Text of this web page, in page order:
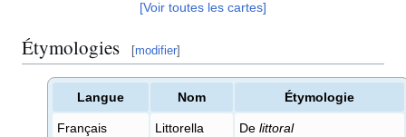
[Voir toutes les cartes]
Étymologies [modifier]
Langue Nom Étymologie
Français Littorella De littoral